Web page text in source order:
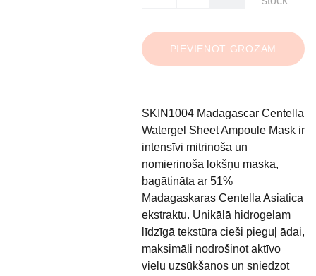
PIEVIENOT GROZAM
SKIN1004 Madagascar Centella
Watergel Sheet Ampoule Mask ir
intensīvi mitrinoša un
nomierinoša lokšņu maska,
bagātināta ar 51%
Madagaskaras Centella Asiatica
ekstraktu. Unikālā hidrogelam
līdzīgā tekstūra cieši pieguļ ādai,
maksimāli nodrošinot aktīvo
vielu uzsūkšanos un sniedzot